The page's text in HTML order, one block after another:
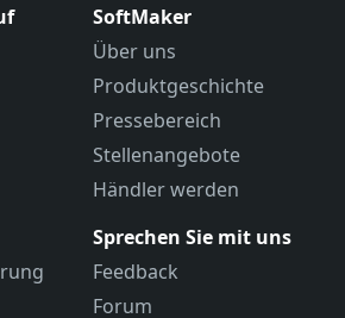
SoftMaker
Über uns
Produktgeschichte
Pressebereich
Stellenangebote
Händler werden
Sprechen Sie mit uns
Feedback
Forum